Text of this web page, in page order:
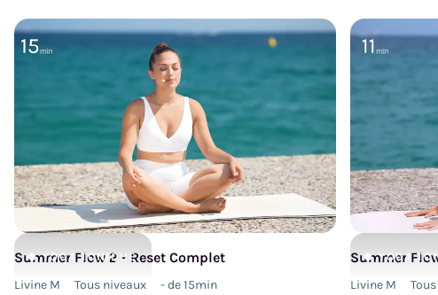
YOGA TONIQUE
Summer Flow 2 - Reset Complet
Livine M Tous niveaux - de 15min
YOGA
Summer
Livine M